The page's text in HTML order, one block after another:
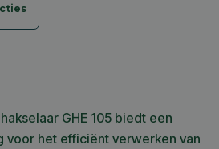
GHE 105 biedt een
voor het efficiënt verwerken van